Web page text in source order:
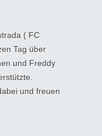
( FC
Tag über
und Freddy
und freuen